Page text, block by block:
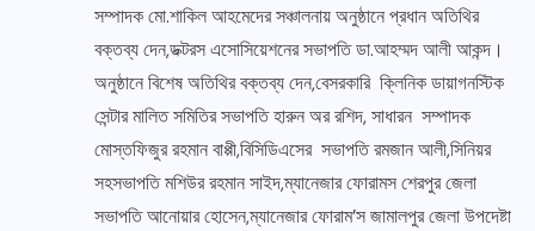
সম্পাদক মো.শাকিল আহমেদের সঞ্চালনায় অনুষ্ঠানে প্রধান অতিথির
বক্তব্য দেন,ডক্টরস এসোসিয়েশনের সভাপতি ডা.আহম্মদ আলী আকন্দ।
অনুষ্ঠানে বিশেষ অতিথির বক্তব্য দেন,বেসরকারি ক্লিনিক ডায়াগনস্টিক
সেন্টার মালিত সমিতির সভাপতি হারুন অর রশিদ, সাধারন সম্পাদক
মোস্তফিজুর রহমান বাপ্পী,বিসিডিএসের সভাপতি রমজান আলী,সিনিয়র
সহসভাপতি মশিউর রহমান সাইদ,ম্যানেজার ফোরামস শেরপুর জেলা
সভাপতি আনোয়ার হোসেন,ম্যানেজার ফোরাম’স জামালপুর জেলা উপদেষ্টা